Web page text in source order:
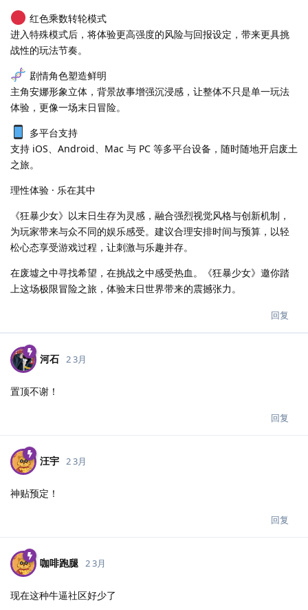
红色乘数转轮模式
进入特殊模式后，将体验更高强度的风险与回报设定，带来更具挑
战性的玩法节奏。
剧情角色塑造鲜明
主角安娜形象立体，背景故事增强沉浸感，让整体不只是单一玩法
体验，更像一场末日冒险。
多平台支持
支持 iOS、Android、Mac 与 PC 等多平台设备，随时随地开启废土
之旅。
理性体验 · 乐在其中
《狂暴少女》以末日生存为灵感，融合强烈视觉风格与创新机制，
为玩家带来与众不同的娱乐感受。建议合理安排时间与预算，以轻
松心态享受游戏过程，让刺激与乐趣并存。
在废墟之中寻找希望，在挑战之中感受热血。《狂暴少女》邀你踏
上这场极限冒险之旅，体验末日世界带来的震撼张力。
回复
河石 2 3月
置顶不谢！
回复
汪宇 2 3月
神贴预定！
回复
咖啡跑腿 2 3月
现在这种牛逼社区好少了